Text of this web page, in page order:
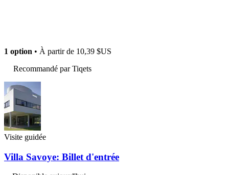
1 option • À partir de 10,39 $US
Recommandé par Tiqets
Visite guidée
Villa Savoye: Billet d'entrée